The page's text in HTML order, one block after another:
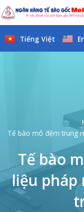
Skip
to
content
Tiếng Việt
Tế bào mô đệm trung
Tế bào
liệu pháp